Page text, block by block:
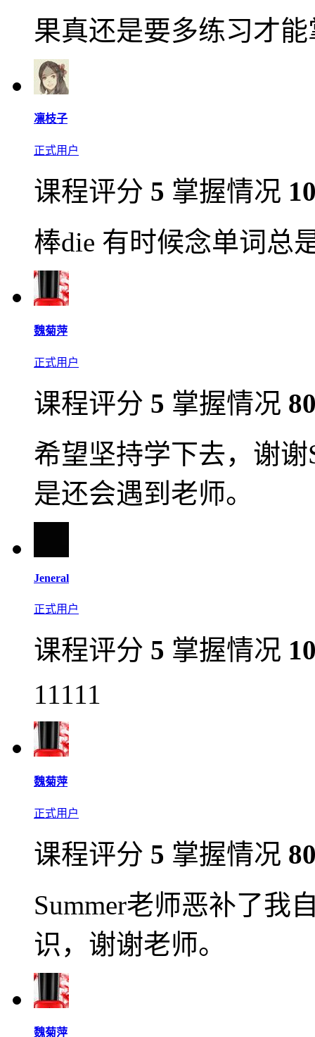
果真还是要多练习才
凛枝子
正式用户
课程评分 5 掌握情况
棒die 有时候念单词总
魏菊萍
正式用户
课程评分 5 掌握情况
希望坚持学下去，谢
是还会遇到老师。
Jeneral
正式用户
课程评分 5 掌握情况
11111
魏菊萍
正式用户
课程评分 5 掌握情况
Summer老师恶补了我
识，谢谢老师。
魏菊萍